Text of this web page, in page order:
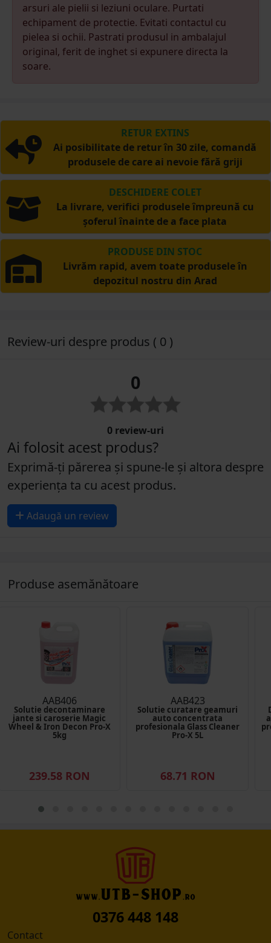
arsuri ale pielii si leziuni oculare. Purtati
echipament de protectie. Evitati contactul cu
pielea si ochii. Pastrati produsul in ambalajul
original, ferit de inghet si expunere directa la
soare.
RETUR EXTINS
Ai posibilitate de retur în 30 zile, comandă
produsele de care ai nevoie fără griji
DESCHIDERE COLET
La livrare, verifici produsele împreună cu
șoferul înainte de a face plata
PRODUSE DIN STOC
Livrăm rapid, avem toate produsele în
depozitul nostru din Arad
Review-uri despre produs ( 0 )
0
0 review-uri
Ai folosit acest produs?
Exprimă-ți părerea și spune-le și altora despre
experiența ta cu acest produs.
Adaugă un review
Produse asemănătoare
AAB406
Solutie decontaminare
jante si caroserie Magic
Wheel & Iron Decon Pro-X
5kg
239.58 RON
AAB423
Solutie curatare geamuri
auto concentrata
profesionala Glass Cleaner
Pro-X 5L
68.71 RON
0376 448 148
Contact